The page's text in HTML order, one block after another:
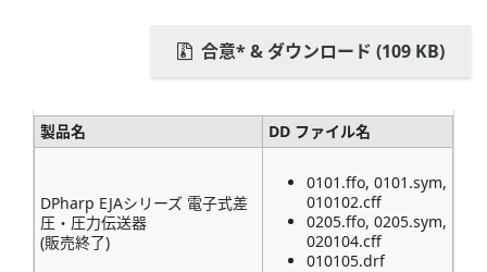
合意* & ダウンロード (109 KB)
製品名 DD ファイル名
DPharp EJAシリーズ 電子式差
圧・圧力伝送器
(販売終了)
0101.ffo, 0101.sym,
010102.cff
0205.ffo, 0205.sym,
020104.cff
010105.drf